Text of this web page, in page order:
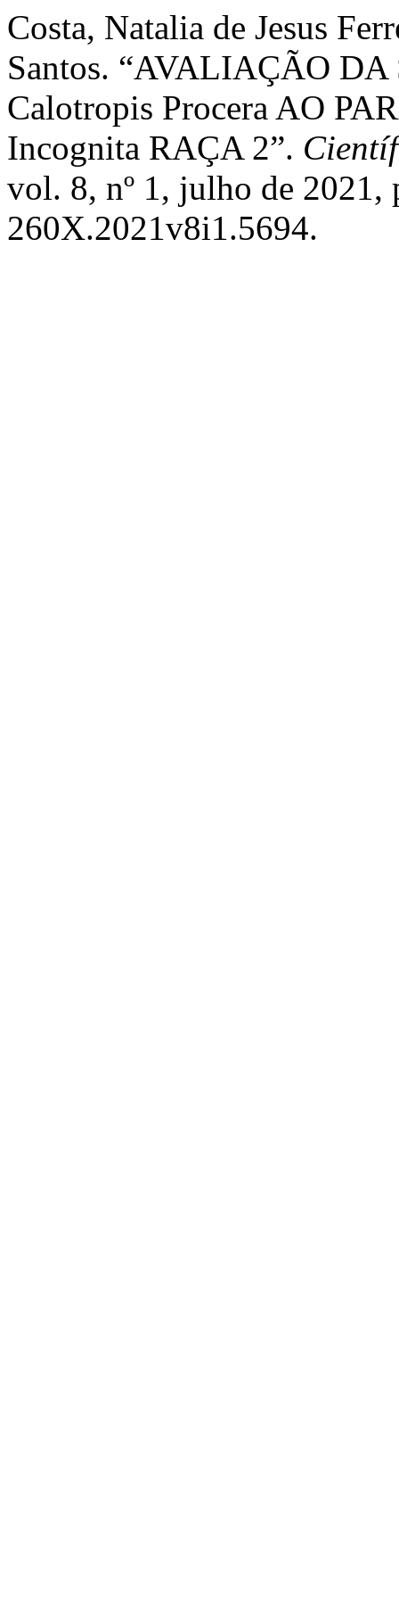
Costa, Natalia de Jesus
Santos. “AVALIAÇÃO
Calotropis Procera AO
Incognita RAÇA 2”.
vol. 8, nº 1, julho de
260X.2021v8i1.5694.